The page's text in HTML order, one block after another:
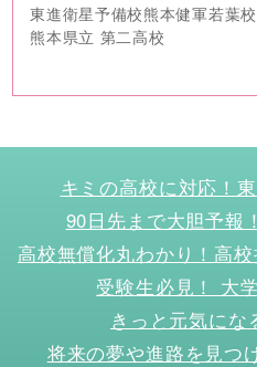
東進衛星予備校熊本健軍若葉校
熊本県立 第二高校
キミの高校に対応！
90日先まで大胆予報
高校無償化丸わかり！高
受験生必見！ 大
きっと元気に
将来の夢や進路を見つ